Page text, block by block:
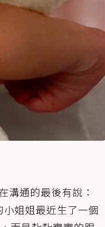
溝通的最後有說：
姐姐最近生了一個